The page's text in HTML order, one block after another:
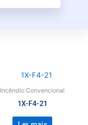
Incêndio Convencional
1X-F4-21